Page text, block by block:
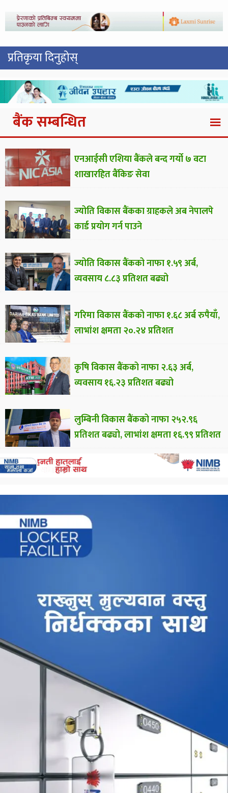
प्रतिकृया दिनुहोस्
बैंक सम्बन्धित
एनआईसी एशिया बैंकले बन्द गर्यो ७ वटा
शाखारहित बैंकिङ सेवा
ज्योति विकास बैंकका ग्राहकले अब नेपालपे
कार्ड प्रयोग गर्न पाउने
ज्योति विकास बैंकको नाफा १.५९ अर्ब,
व्यवसाय ८.८३ प्रतिशत बढ्यो
गरिमा विकास बैंकको नाफा १.६८ अर्ब रुपैयाँ,
लाभांश क्षमता २०.२४ प्रतिशत
कृषि विकास बैंकको नाफा २.६३ अर्ब,
व्यवसाय १६.२३ प्रतिशत बढ्यो
लुम्बिनी विकास बैंकको नाफा २५२.९६
प्रतिशत बढ्यो, लाभांश क्षमता १६.९९ प्रतिशत